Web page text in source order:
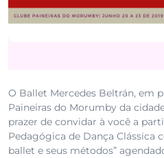
O Ballet Mercedes Beltrán, em
Paineiras do Morumby da
prazer de convidar à você a
Pedagógica de Dança Clássica
ballet e seus métodos”